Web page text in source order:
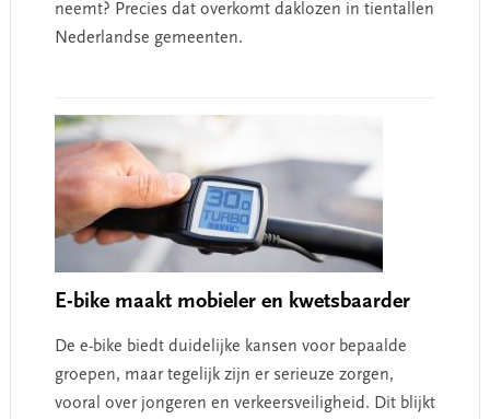
neemt? Precies dat overkomt daklozen in tientallen
Nederlandse gemeenten.
E-bike maakt mobieler en kwetsbaarder
De e-bike biedt duidelijke kansen voor bepaalde
groepen, maar tegelijk zijn er serieuze zorgen,
vooral over jongeren en verkeersveiligheid. Dit blijkt